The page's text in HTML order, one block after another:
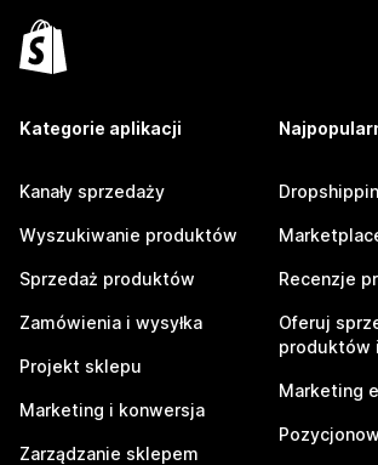
Kategorie aplikacji
Kanały sprzedaży
Wyszukiwanie produktów
Sprzedaż produktów
Zamówienia i wysyłka
Projekt sklepu
Marketing i konwersja
Zarządzanie sklepem
Recenzje
Oferuj
produktów
Marketing